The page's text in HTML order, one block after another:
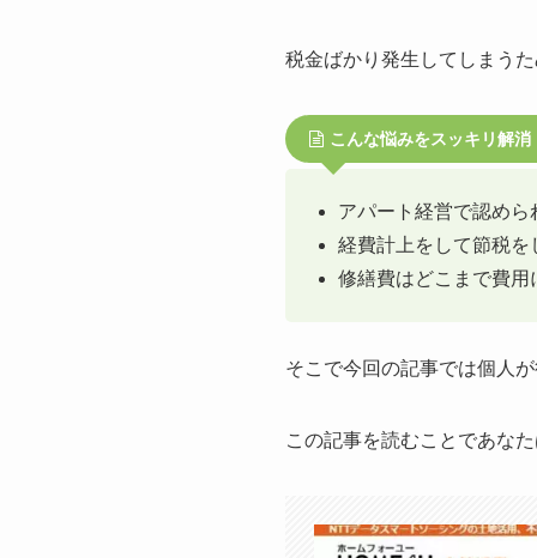
税金ばかり発生してしまう
こんな悩みをスッキリ解消
アパート経営で認め
経費計上をして節税を
修繕費はどこまで費用
そこで今回の記事では個人
この記事を読むことであな